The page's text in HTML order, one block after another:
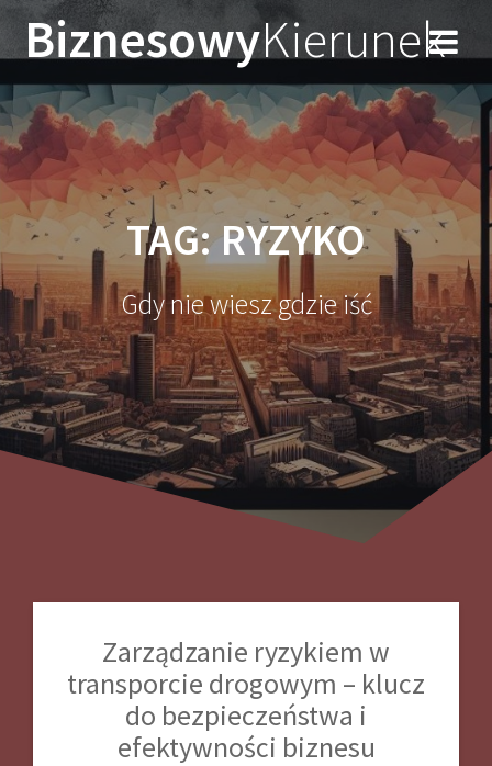
Przejdź
do
treści
BiznesowyKierunek
TAG:RYZYKO
Gdy nie wiesz gdzie iść
Zarządzanie ryzykiem w
transporcie drogowym – klucz
do bezpieczeństwa i
efektywności biznesu